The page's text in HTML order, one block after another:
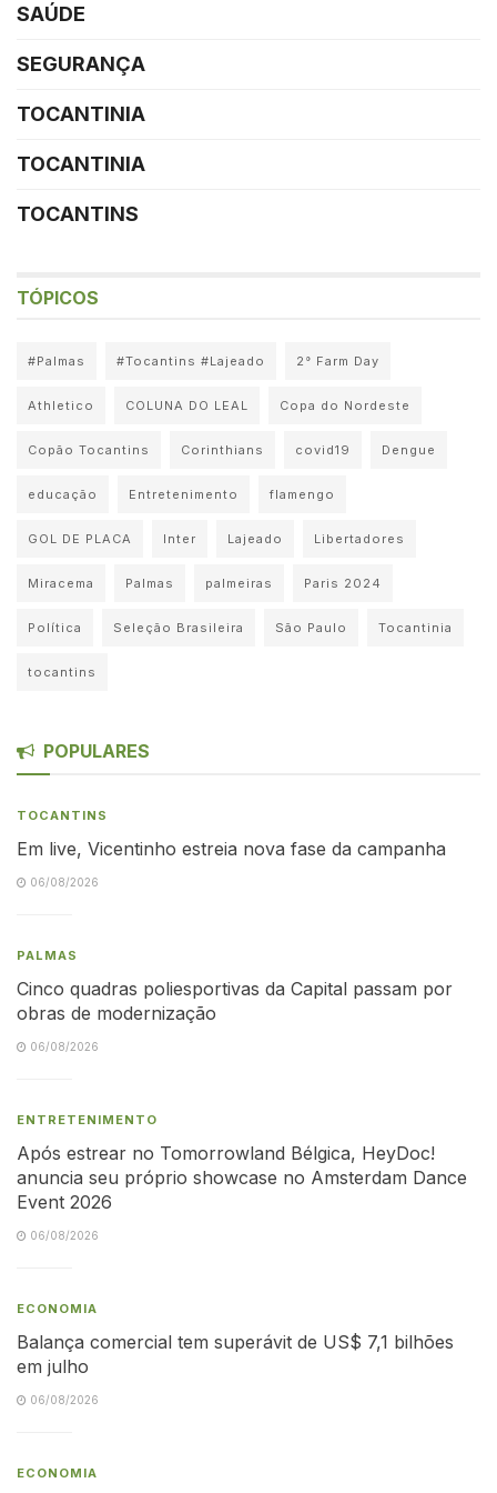
SAÚDE
SEGURANÇA
TOCANTINIA
TOCANTINIA
TOCANTINS
TÓPICOS
#Palmas #Tocantins #Lajeado 2° Farm Day
Athletico COLUNA DO LEAL Copa do Nordeste
Copão Tocantins Corinthians covid19 Dengue
educação Entretenimento flamengo
GOL DE PLACA Inter Lajeado Libertadores
Miracema Palmas palmeiras Paris 2024
Política Seleção Brasileira São Paulo Tocantinia
tocantins
POPULARES
TOCANTINS
Em live, Vicentinho estreia nova fase da campanha
06/08/2026
PALMAS
Cinco quadras poliesportivas da Capital passam por
obras de modernização
06/08/2026
ENTRETENIMENTO
Após estrear no Tomorrowland Bélgica, HeyDoc!
anuncia seu próprio showcase no Amsterdam Dance
Event 2026
06/08/2026
ECONOMIA
Balança comercial tem superávit de US$ 7,1 bilhões
em julho
06/08/2026
ECONOMIA